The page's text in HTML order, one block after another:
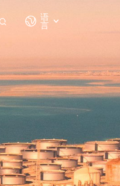
语
言